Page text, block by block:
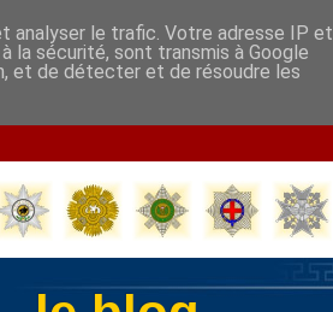
analyser le trafic. Votre adresse IP et
la sécurité, sont transmis à Google
et de détecter et de résoudre les